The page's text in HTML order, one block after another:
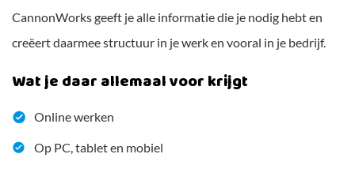
CannonWorks geeft je alle informatie die je nodig hebt en
creëert daarmee structuur in je werk en vooral in je bedrijf.
Wat je daar allemaal voor krijgt
Online werken
Op PC, tablet en mobiel